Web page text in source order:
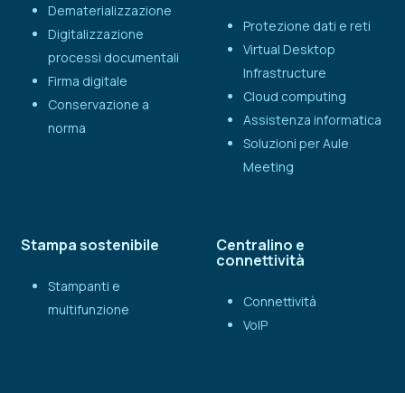
Dematerializzazione
Digitalizzazione
processi documentali
Firma digitale
Conservazione a
norma
Protezione dati e reti
Virtual Desktop
Infrastructure
Cloud computing
Assistenza informatica
Soluzioni per Aule
Meeting
Stampa sostenibile
Stampanti e
multifunzione
Centralino e
connettività
Connettività
VoIP